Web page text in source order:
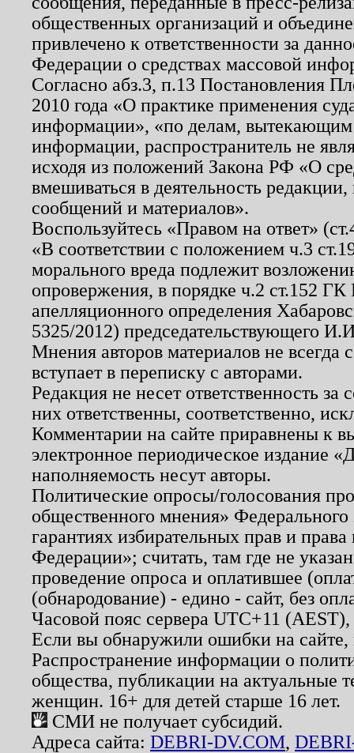
общественных организаций и
привлечено к ответственности за
Федерации о средствах массовой
Согласно абз.3, п.13 Постановления
2010 года «О практике применения
информации», «по делам, вытекающим
информации, распространитель не
исходя из положений Закона РФ «О
вмешиваться в деятельность
сообщений и материалов».
Воспользуйтесь «Правом на ответ»
«В соответствии с положением ч.3
морального вреда подлежит
опровержения, в порядке ч.2 ст.152
апелляционного определения
5325/2012) председательствующего
Мнения авторов материалов не
вступает в переписку с авторами.
Редакция не несет ответственность
них ответственны, соответственно,
Комментарии на сайте приравнены к
электронное периодическое издание
наполняемость несут авторы.
Политические опросы/голосования
общественного мнения»
гарантиях избирательных прав и
Федерации»; считать, там где не
проведение опроса и оплатившее
(обнародование) - едино - сайт, без
Часовой пояс сервера UTC+11
Если вы обнаружили ошибки на
Распространение информации о
общества, публикации на актуальные
женщин. 16+ для детей старше 16 лет.
СМИ не получает субсидий.
Адреса сайта: DEBRI-DV.COM,